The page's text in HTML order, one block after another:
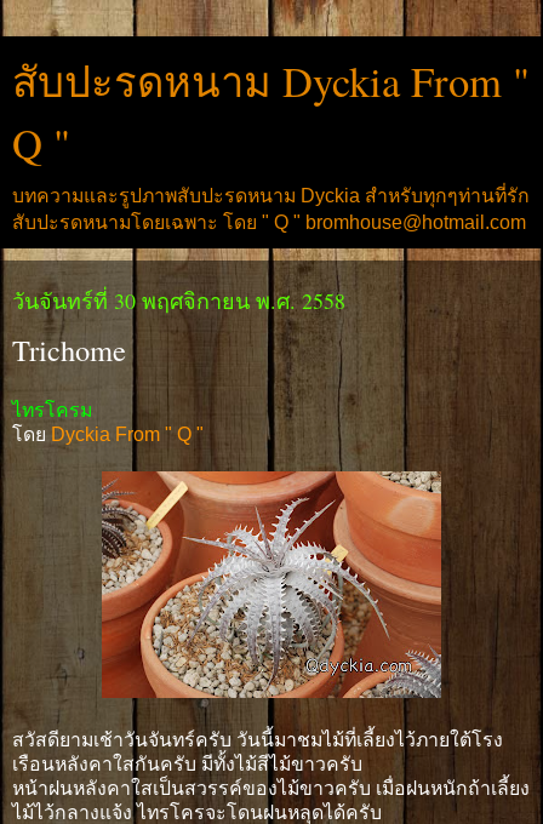
สับปะรดหนาม Dyckia From "
Q "
บทความและรูปภาพสับปะรดหนาม Dyckia สำหรับทุกๆท่านที่รัก
สับปะรดหนามโดยเฉพาะ โดย " Q " bromhouse@hotmail.com
วันจันทร์ที่ 30 พฤศจิกายน พ.ศ. 2558
Trichome
ไทรโครม
โดย Dyckia From " Q "
สวัสดียามเช้าวันจันทร์ครับ วันนี้มาชมไม้ที่เลี้ยงไว้ภายใต้โรง
เรือนหลังคาใสกันครับ มีทั้งไม้สีไม้ขาวครับ
หน้าฝนหลังคาใสเป็นสวรรค์ของไม้ขาวครับ เมื่อฝนหนักถ้าเลี้ยง
ไม้ไว้กลางแจ้ง ไทรโครจะโดนฝนหลุดได้ครับ